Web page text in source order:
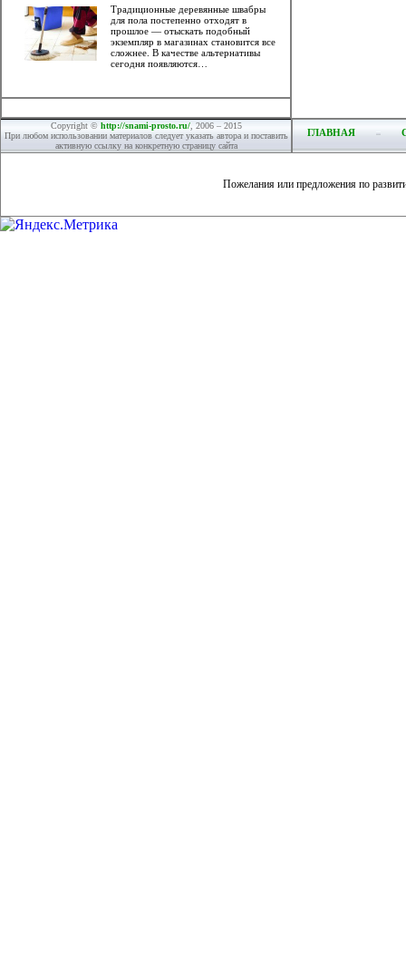
Традиционные деревянные швабры
для пола постепенно отходят в
прошлое — отыскать подобный
экземпляр в магазинах становится все
сложнее. В качестве альтернативы
сегодня появляются…
Copyright © http://snami-prosto.ru/, 2006 – 2015
При любом использовании материалов следует указать автора и поставить
активную ссылку на конкретную страницу сайта
ГЛАВНАЯ
Пожелания или предложения по